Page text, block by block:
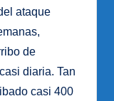
ataque
de
diaria. Tan
casi 400